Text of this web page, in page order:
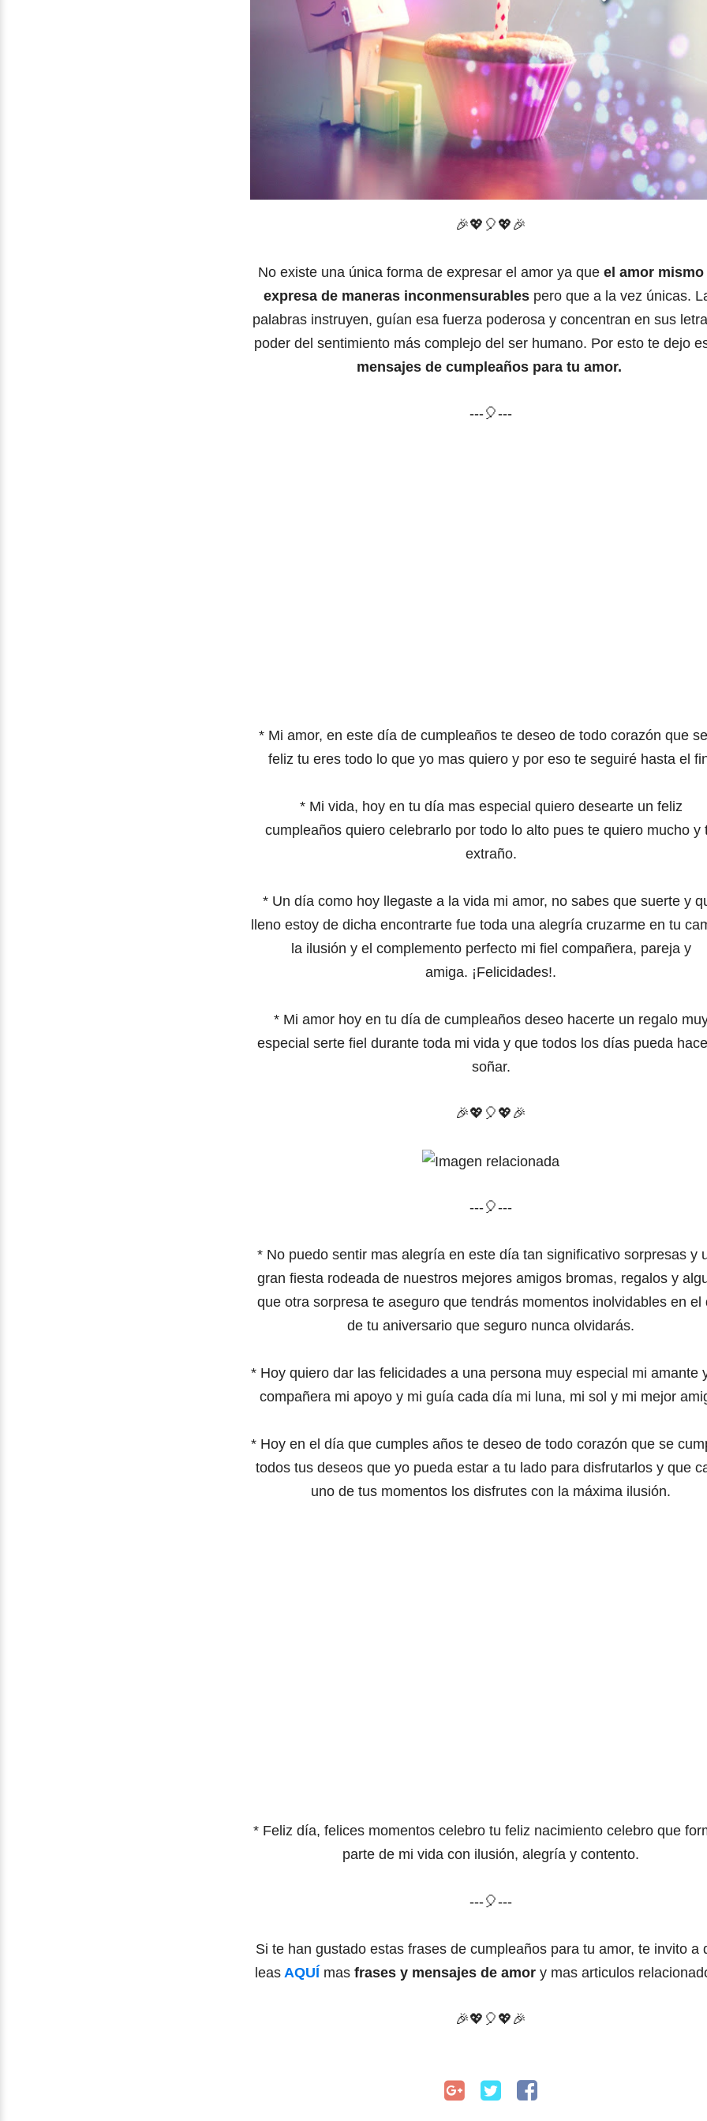
🎉💖 🎈 💖🎉
No existe una única forma de expresar el amor ya que el amor mismo
expresa de maneras inconmensurables pero que a la vez únicas.
palabras instruyen, guían esa fuerza poderosa y concentran en sus
poder del sentimiento más complejo del ser humano. Por esto te dejo
mensajes de cumpleaños para tu amor.
---🎈---
* Mi amor, en este día de cumpleaños te deseo de todo corazón que
feliz tu eres todo lo que yo mas quiero y por eso te seguiré hasta el
* Mi vida, hoy en tu día mas especial quiero desearte un feliz
cumpleaños quiero celebrarlo por todo lo alto pues te quiero mucho y
extraño.
* Un día como hoy llegaste a la vida mi amor, no sabes que suerte y
lleno estoy de dicha encontrarte fue toda una alegría cruzarme en tu
la ilusión y el complemento perfecto mi fiel compañera, pareja y
amiga. ¡Felicidades!.
* Mi amor hoy en tu día de cumpleaños deseo hacerte un regalo
especial serte fiel durante toda mi vida y que todos los días pueda
soñar.
🎉💖 🎈 💖🎉
---🎈---
* No puedo sentir mas alegría en este día tan significativo sorpresas y
gran fiesta rodeada de nuestros mejores amigos bromas, regalos y
que otra sorpresa te aseguro que tendrás momentos inolvidables en el
de tu aniversario que seguro nunca olvidarás.
* Hoy quiero dar las felicidades a una persona muy especial mi amante
compañera mi apoyo y mi guía cada día mi luna, mi sol y mi mejor
* Hoy en el día que cumples años te deseo de todo corazón que se
todos tus deseos que yo pueda estar a tu lado para disfrutarlos y que
uno de tus momentos los disfrutes con la máxima ilusión.
* Feliz día, felices momentos celebro tu feliz nacimiento celebro que
parte de mi vida con ilusión, alegría y contento.
---🎈---
Si te han gustado estas frases de cumpleaños para tu amor, te invito a
leas AQUÍ mas frases y mensajes de amor y mas articulos
🎉💖 🎈 💖🎉